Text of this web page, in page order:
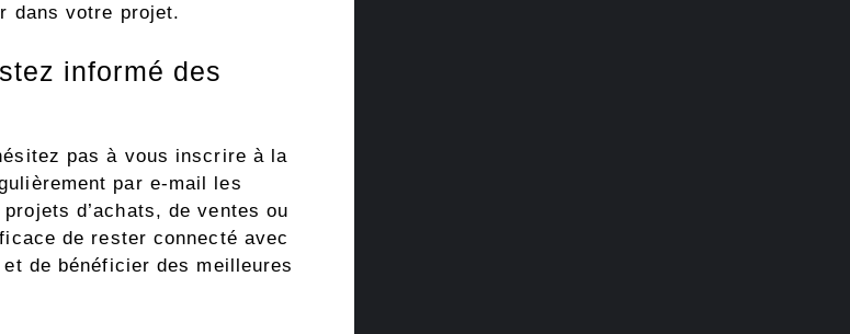
dans votre projet.
informé des
pas à vous inscrire à la
par e-mail les
d’achats, de ventes ou
de rester connecté avec
de bénéficier des meilleures